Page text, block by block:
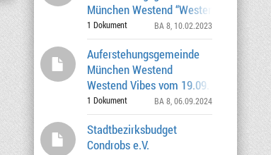
München Westend “Westend Vibes“ vom
01.01.2023 - 31.12.2
1 Dokument BA 8, 10.02.2023
Auferstehungsgemeinde
München Westend
Westend Vibes vom 19.09. -05.12.2024
11.180,00€; Az. 0262.0
1 Dokument BA 8, 06.09.2024
Stadtbezirksbudget
Condrobs e.V.